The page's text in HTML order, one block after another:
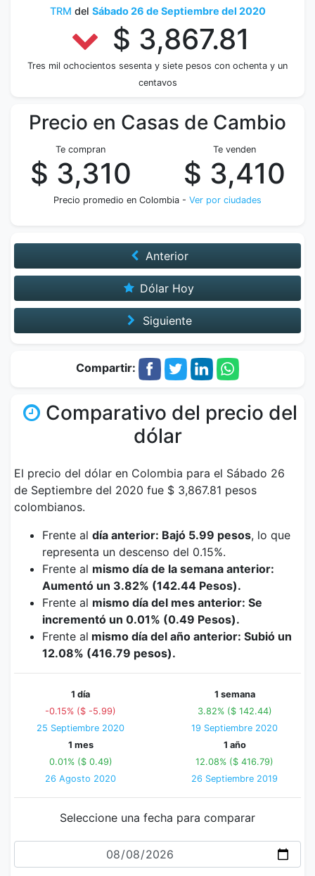
TRM del Sábado 26 de Septiembre del 2020
$ 3,867.81
Tres mil ochocientos sesenta y siete pesos con ochenta y un
centavos
Precio en Casas de Cambio
Te compran
$ 3,310
Te venden
$ 3,410
Precio promedio en Colombia - Ver por ciudades
Anterior
Dólar Hoy
Siguiente
Compartir:
Comparativo del precio del
dólar
El precio del dólar en Colombia para el Sábado 26
de Septiembre del 2020 fue $ 3,867.81 pesos
colombianos.
Frente al día anterior: Bajó 5.99 pesos, lo que
representa un descenso del 0.15%.
Frente al mismo día de la semana anterior:
Aumentó un 3.82% (142.44 Pesos).
Frente al mismo día del mes anterior: Se
incrementó un 0.01% (0.49 Pesos).
Frente al mismo día del año anterior: Subió un
12.08% (416.79 pesos).
1 día
-0.15% ($ -5.99)
25 Septiembre 2020
1 semana
3.82% ($ 142.44)
19 Septiembre 2020
1 mes
0.01% ($ 0.49)
26 Agosto 2020
1 año
12.08% ($ 416.79)
26 Septiembre 2019
Seleccione una fecha para comparar
Fecha